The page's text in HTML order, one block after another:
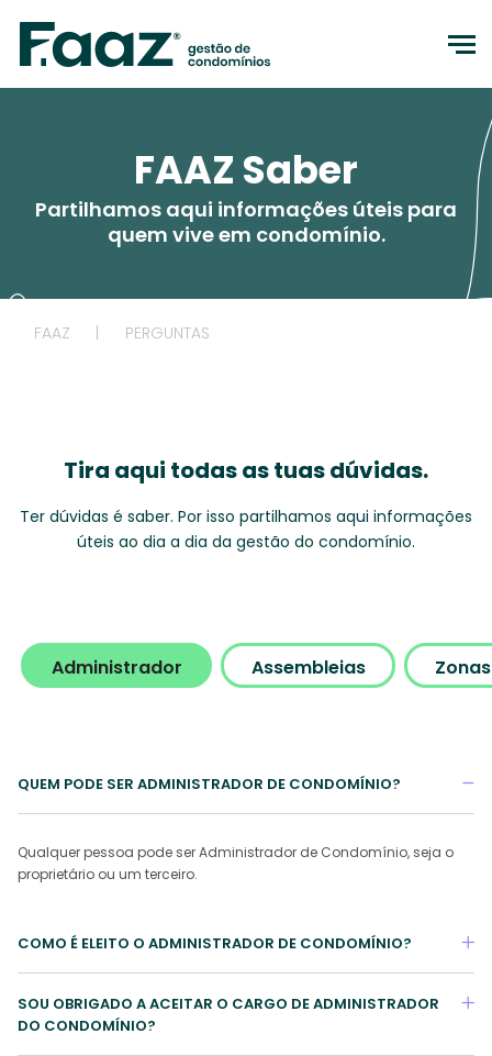
FAAZ Saber
Partilhamos aqui informações úteis para
quem vive em condomínio.
FAAZ PERGUNTAS
Tira aqui todas as tuas dúvidas.
Ter dúvidas é saber. Por isso partilhamos aqui informações
úteis ao dia a dia da gestão do condomínio.
Administrador Assembleias
QUEM PODE SER ADMINISTRADOR DE CONDOMÍNIO?
Qualquer pessoa pode ser Administrador de Condomínio, seja o
proprietário ou um terceiro.
COMO É ELEITO O ADMINISTRADOR DE CONDOMÍNIO?
SOU OBRIGADO A ACEITAR O CARGO DE ADMINISTRADOR
DO CONDOMÍNIO?